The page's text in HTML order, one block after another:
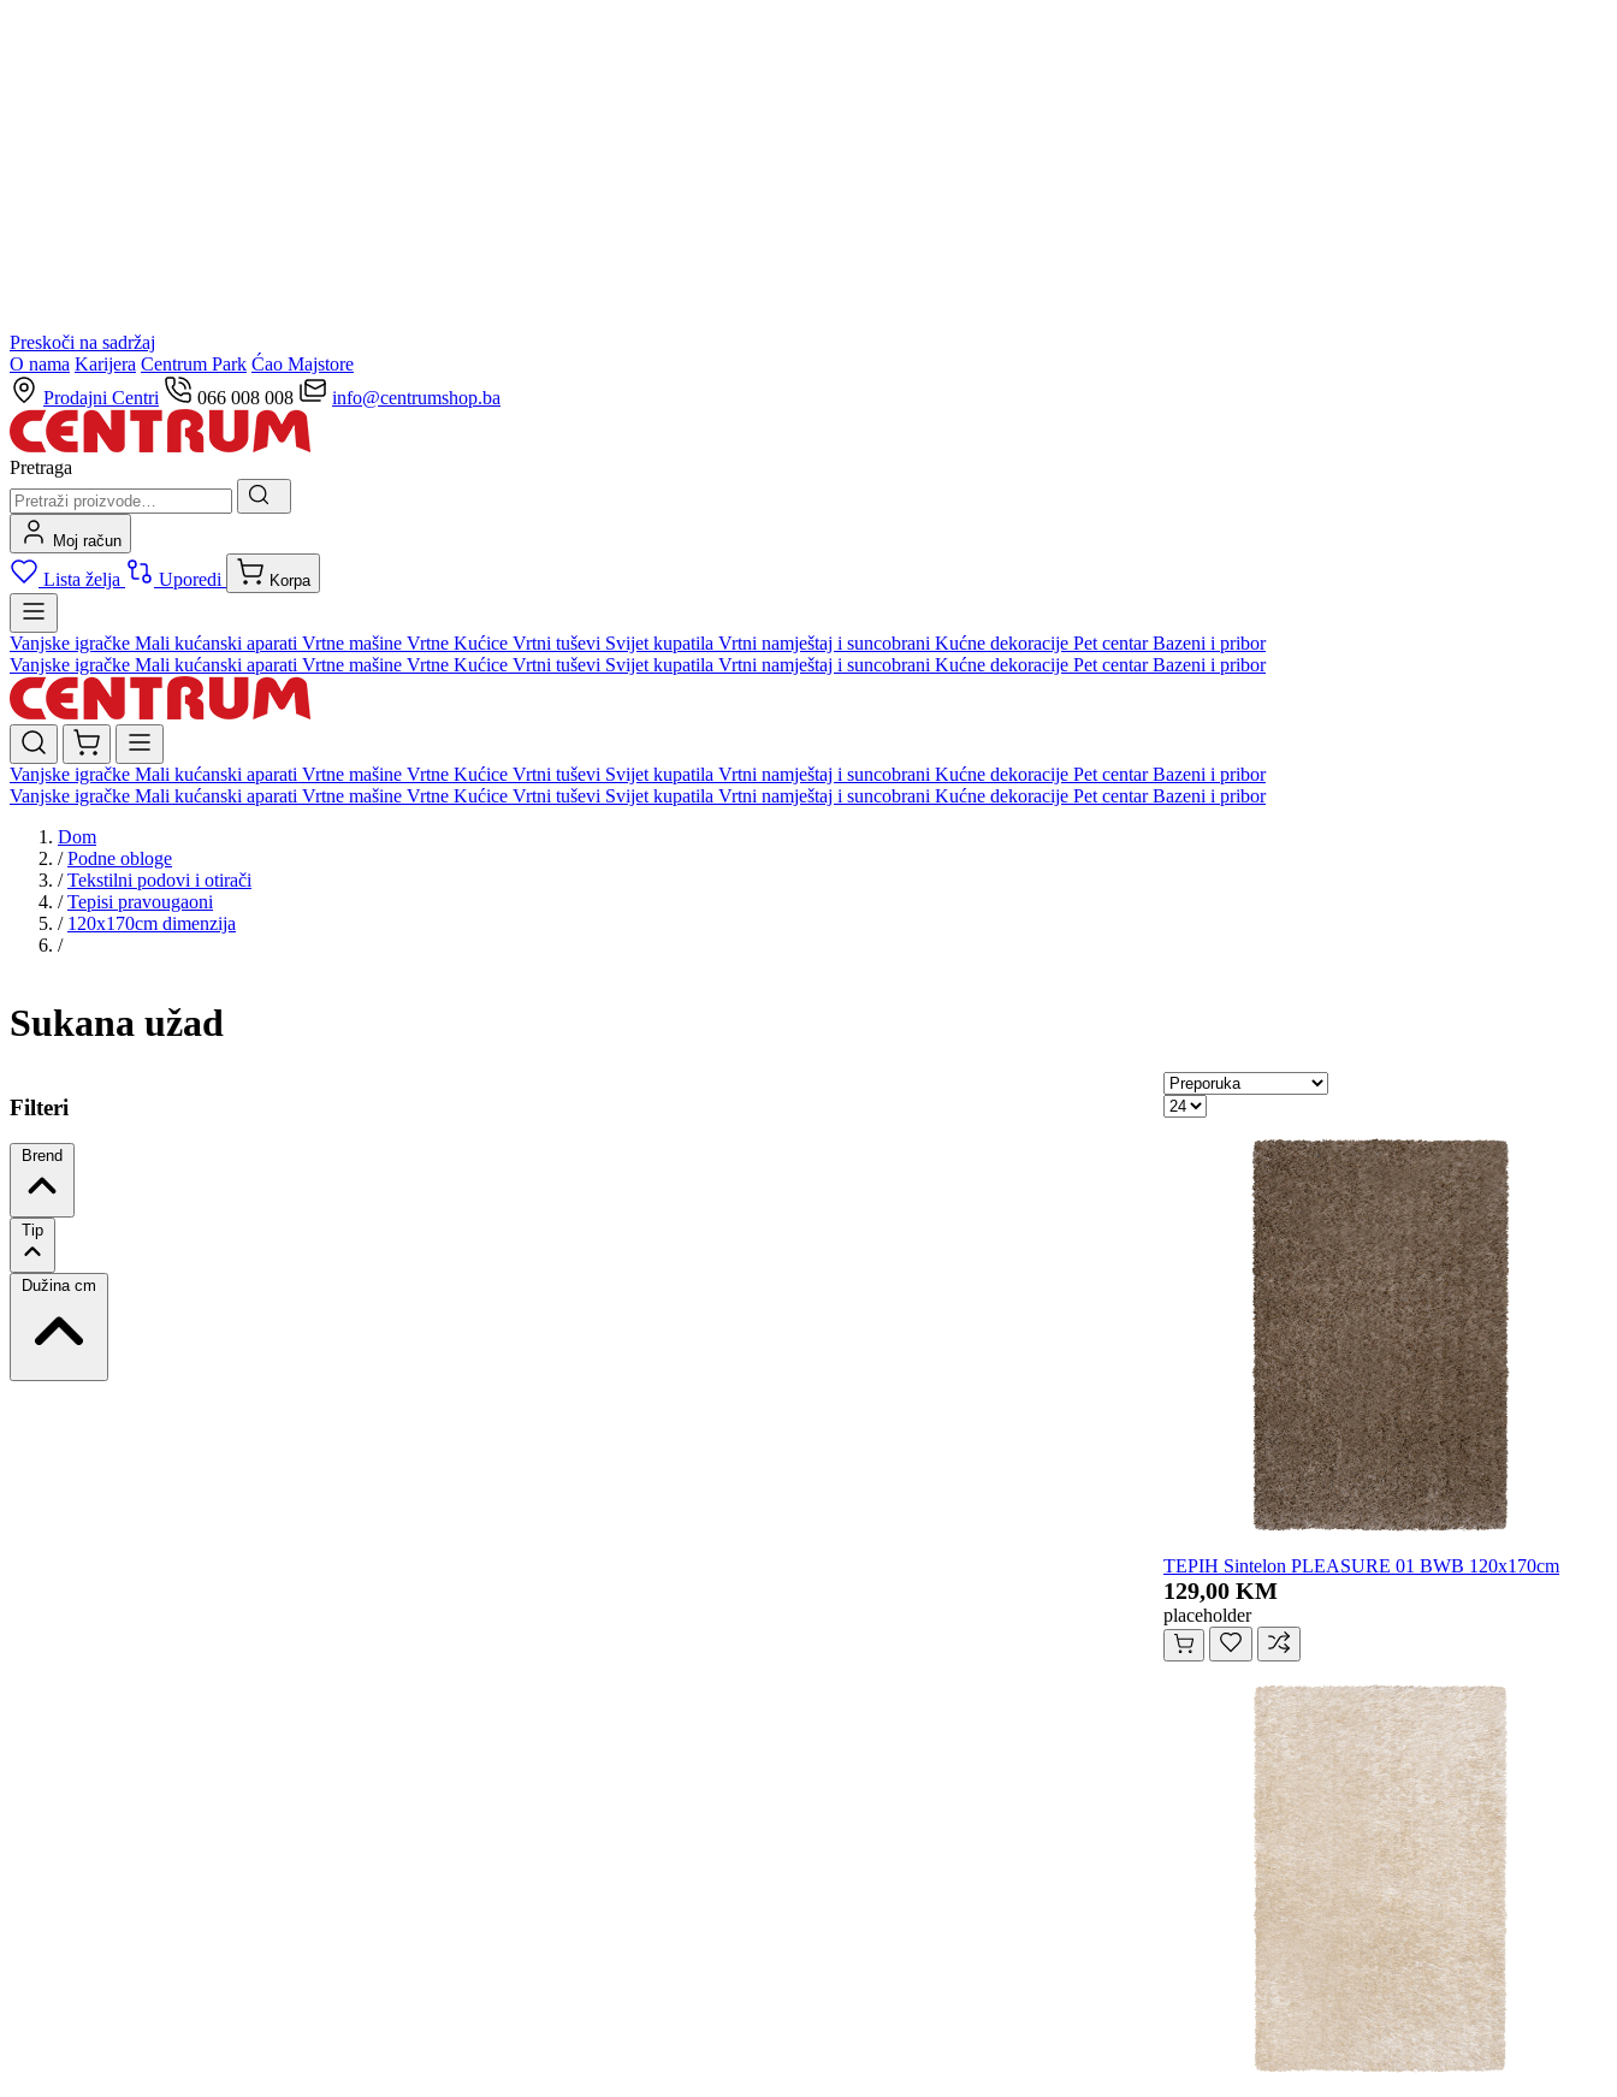
Preskoči na sadržaj
O nama Karijera Centrum Park Ćao Majstore
Prodajni Centri
066 008 008 info@centrumshop.ba
Pretraga
Moj račun
Lista želja Uporedi Korpa
Vanjske igračke Mali kućanski aparati Vrtne mašine Vrtne Kućice Vrtni tuševi Svijet kupatila Vrtni namještaj i suncobrani Kućne dekoracije Pet centarBazeni i pribor
Vanjske igračke Mali kućanski aparati Vrtne mašine Vrtne Kućice Vrtni tuševi Svijet kupatila Vrtni namještaj i suncobrani Kućne dekoracije Pet centarBazeni i pribor
Vanjske igračke Mali kućanski aparati Vrtne mašine Vrtne Kućice Vrtni tuševi Svijet kupatila Vrtni namještaj i suncobrani Kućne dekoracije Pet centarBazeni i pribor
Vanjske igračke Mali kućanski aparati Vrtne mašine Vrtne Kućice Vrtni tuševi Svijet kupatila Vrtni namještaj i suncobrani Kućne dekoracije Pet centarBazeni i pribor
Dom
/ Podne obloge
/ Tekstilni podovi i otirači
/ Tepisi pravougaoni
/ 120x170cm dimenzija
/
Sukana užad
Filteri
Brend
Tip
Dužina cm
TEPIH Sintelon PLEASURE 01 BWB 120x170cm
129,00 KM
placeholder